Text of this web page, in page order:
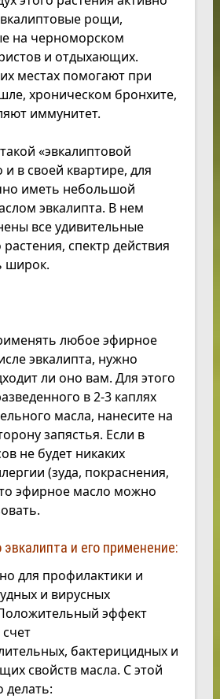
рощи,
на черноморском
и отдыхающих.
местах помогают при
хроническом бронхите,
иммунитет.
«эвкалиптовой
в своей квартире, для
иметь небольшой
эвкалипта. В нем
все удивительные
растения, спектр действия
широк.
любое эфирное
эвкалипта, нужно
ли оно вам. Для этого
в 2-3 каплях
масла, нанесите на
запястья. Если в
не будет никаких
(зуда, покраснения,
эфирное масло можно
и его применение:
для профилактики и
и вирусных
эффект
счет
бактерицидных и
свойств масла. С этой
делать: